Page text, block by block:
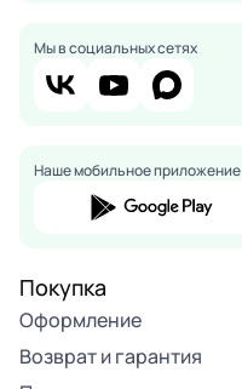
Мы в социальных сетях
Наше мобильное приложение
Покупка
Оформление
Возврат и гарантия